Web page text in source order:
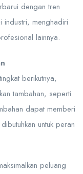
dengan tren
industri, menghadiri
lainnya.
berikutnya,
tambahan, seperti
dapat memberi
untuk peran
peluang